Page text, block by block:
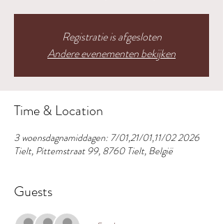
Registratie is afgesloten
Andere evenementen bekijken
Time & Location
3 woensdagnamiddagen: 7/01,21/01,11/02 2026
Tielt, Pittemstraat 99, 8760 Tielt, België
Guests